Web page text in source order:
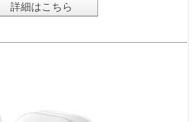
詳細はこちら